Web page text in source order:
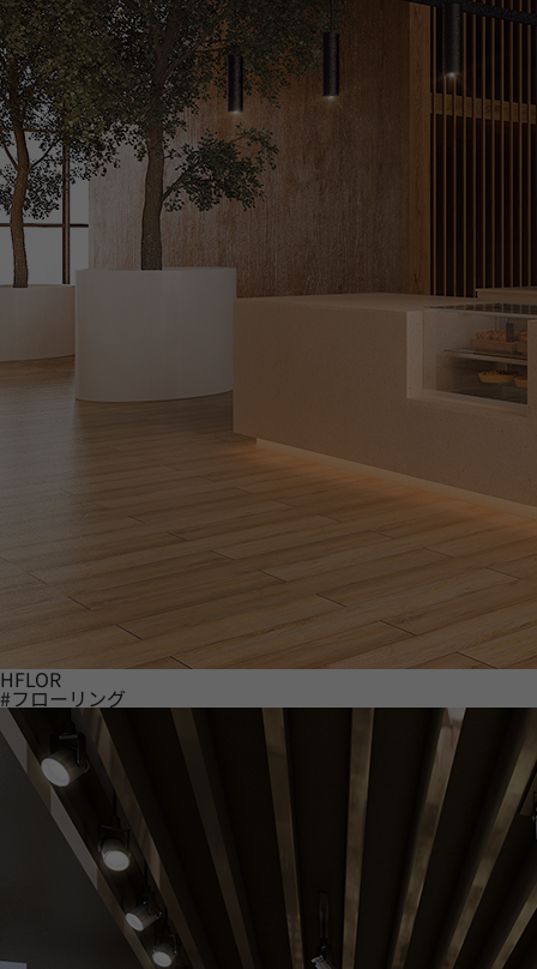
HFLOR
#フローリング